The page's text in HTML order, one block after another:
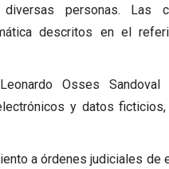
personas. Las
descritos en el
Osses Sandoval
y datos ficticios,
a órdenes judiciales de